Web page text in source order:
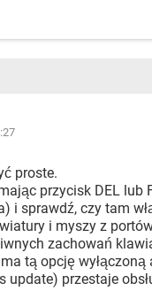
proste.
przycisk DEL lub
i sprawdź, czy tam
i myszy z
zachowań
tą opcję
update) przestaje